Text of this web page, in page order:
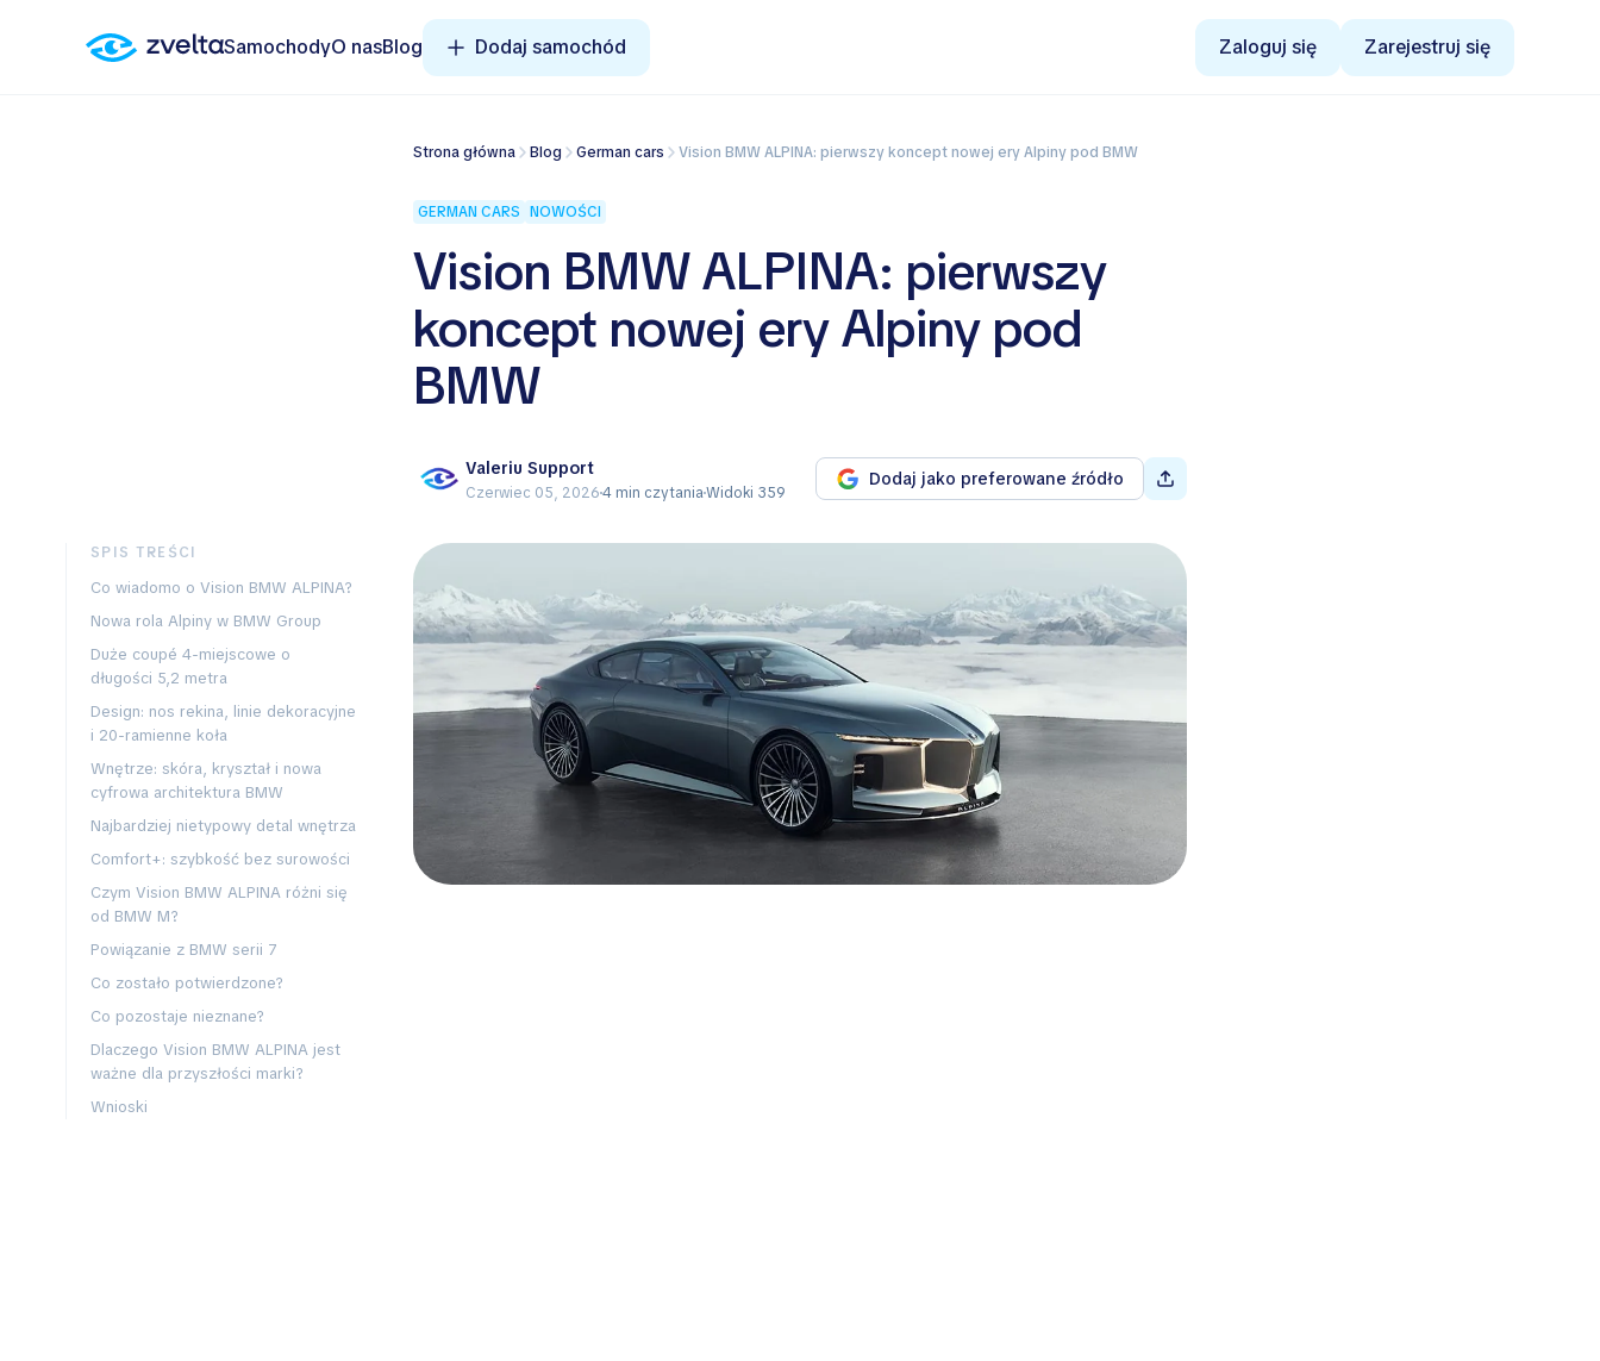
SamochodyO nasBlog Dodaj samochód Zaloguj się Zarejestruj się
Strona główna Blog German cars Vision BMW ALPINA: pierwszy koncept nowej ery Alpiny pod BMW
GERMAN CARS NOWOŚCI
Vision BMW ALPINA: pierwszy
koncept nowej ery Alpiny pod
BMW
Valeriu Support
Czerwiec 05, 20264 min czytaniaWidoki 359
Dodaj jako preferowane źródło
SPIS TREŚCI
Co wiadomo o Vision BMW ALPINA?
Nowa rola Alpiny w BMW Group
Duże coupé 4-miejscowe o
długości 5,2 metra
Design: nos rekina, linie dekoracyjne
i 20-ramienne koła
Wnętrze: skóra, kryształ i nowa
cyfrowa architektura BMW
Najbardziej nietypowy detal wnętrza
Comfort+: szybkość bez surowości
Czym Vision BMW ALPINA różni się
od BMW M?
Powiązanie z BMW serii 7
Co zostało potwierdzone?
Co pozostaje nieznane?
Dlaczego Vision BMW ALPINA jest
ważne dla przyszłości marki?
Wnioski